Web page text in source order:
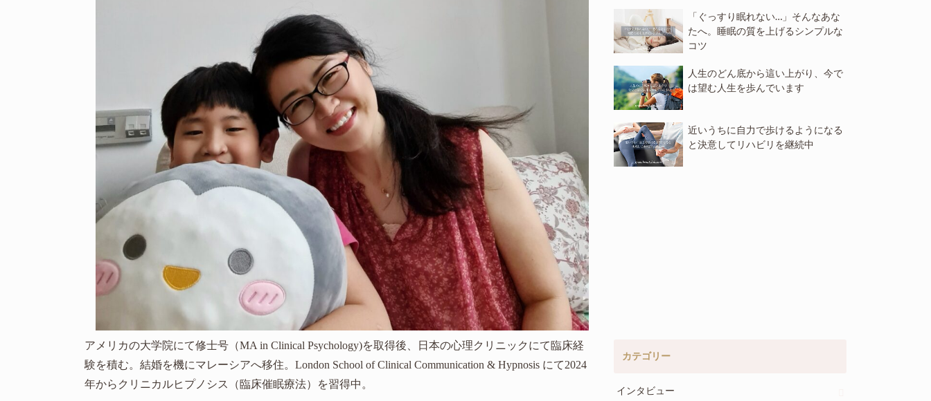
アメリカの大学院にて修士号（MA in Clinical Psychology)を取得後、日本の心理クリニックにて臨床経
験を積む。結婚を機にマレーシアへ移住。London School of Clinical Communication & Hypnosis にて2024
年からクリニカルヒプノシス（臨床催眠療法）を習得中。
「ぐっすり眠れない…」そんなあな
たへ。睡眠の質を上げるシンプルな
コツ
人生のどん底から這い上がり、今で
は望む人生を歩んでいます
近いうちに自力で歩けるようになる
と決意してリハビリを継続中
カテゴリー
インタビュー